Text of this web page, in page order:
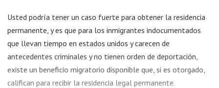
Usted podría tener un caso fuerte para obtener la residencia
permanente, y es que para los inmigrantes indocumentados
que llevan tiempo en estados unidos y carecen de
antecedentes criminales y no tienen orden de deportación,
existe un beneficio migratorio disponible que, si es otorgado,
califican para recibir la residencia legal permanente.